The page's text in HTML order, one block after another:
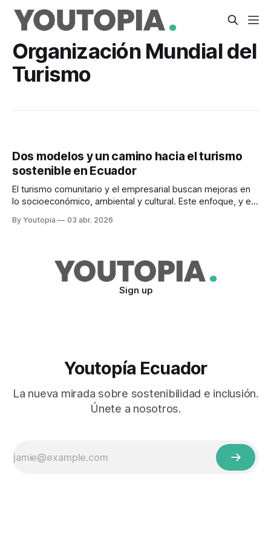
Organización Mundial del
Turismo
Dos modelos y un camino hacia el turismo
sostenible en Ecuador
El turismo comunitario y el empresarial buscan mejoras en
lo socioeconómico, ambiental y cultural. Este enfoque, y el
By Youtopia 03 abr. 2026
Sign up
Youtopía Ecuador
La nueva mirada sobre sostenibilidad e inclusión.
Únete a nosotros.